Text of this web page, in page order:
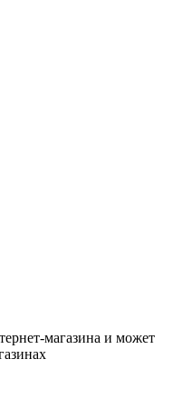
магазина и может